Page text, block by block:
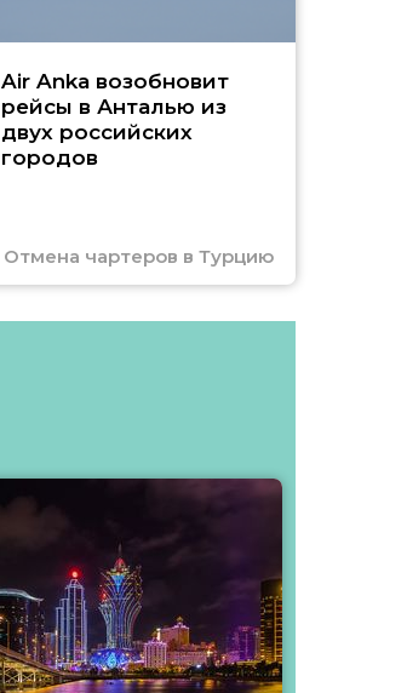
Air Anka возобновит
рейсы в Анталью из
двух российских
городов
Отмена чартеров в Турцию